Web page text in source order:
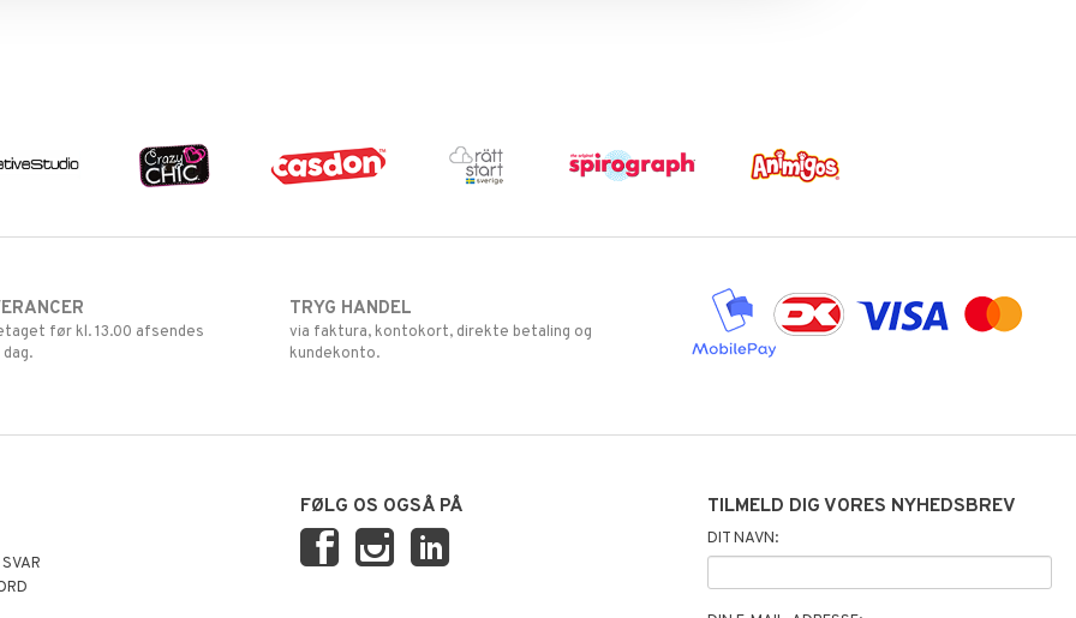
før kl. 13.00 afsendes
TRYG HANDEL
via faktura, kontokort, direkte betaling og
kundekonto.
FØLG OS OGSÅ PÅ TILMELD DIG VORES NYHEDSBREV
DIT NAVN: